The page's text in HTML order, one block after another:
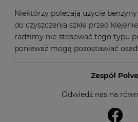
Niektórzy polecają użycie
do czyszczenia szkła przed
radzimy nie stosować tego typu
ponieważ mogą pozostawiać osad.
Zespół
Odwiedź nas na